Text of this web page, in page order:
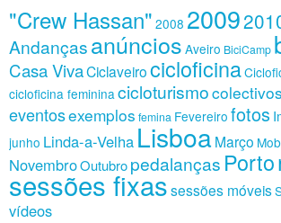
"Crew Hassan" 2008 2009
Andançasanúncios Aveiro BiciCamp
Casa VivaCiclaveirocicloficina
cicloficina femininacicloturismocolectivos
eventosexemplos femina Fevereiro fotos
junho Linda-a-Velha LisboaMarço
NovembroOutubropedalanças Porto
sessões fixassessões móveis
vídeos